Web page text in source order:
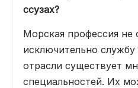
ссузах?
Морская профессия не
исключительно
отрасли существует
специальностей. Их